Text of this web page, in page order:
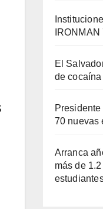
IRONMAN
El
de
70 nuevas
Arranca
más de